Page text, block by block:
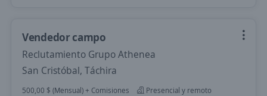
Vendedor campo
Reclutamiento Grupo Athenea
San Cristóbal, Táchira
500,00 $ (Mensual) + Comisiones
Presencial y remoto